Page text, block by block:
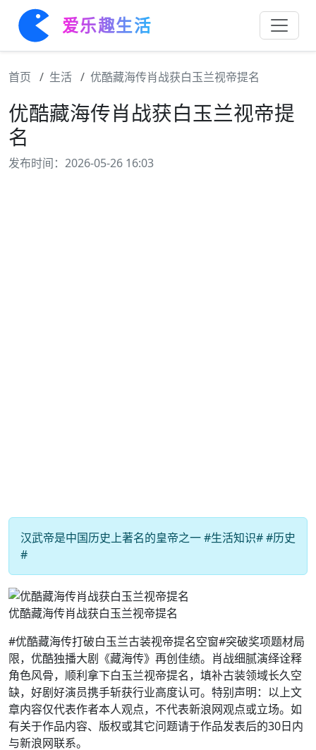
爱乐趣生活
首页 生活 优酷藏海传肖战获白玉兰视帝提名
优酷藏海传肖战获白玉兰视帝提
名
发布时间：2026-05-26 16:03
汉武帝是中国历史上著名的皇帝之一 #生活知识# #历史
#
优酷藏海传肖战获白玉兰视帝提名
#优酷藏海传打破白玉兰古装视帝提名空窗#突破奖项题材局
限，优酷独播大剧《藏海传》再创佳绩。肖战细腻演绎诠释
角色风骨，顺利拿下白玉兰视帝提名，填补古装领域长久空
缺，好剧好演员携手斩获行业高度认可。特别声明：以上文
章内容仅代表作者本人观点，不代表新浪网观点或立场。如
有关于作品内容、版权或其它问题请于作品发表后的30日内
与新浪网联系。